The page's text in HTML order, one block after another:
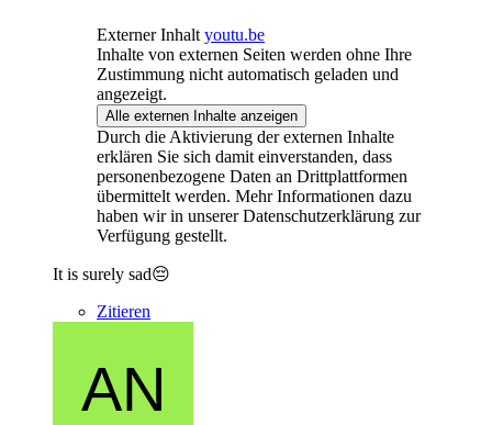
Externer Inhalt youtu.be
Inhalte von externen Seiten werden ohne Ihre
Zustimmung nicht automatisch geladen und
angezeigt.
Alle externen Inhalte anzeigen
Durch die Aktivierung der externen Inhalte
erklären Sie sich damit einverstanden, dass
personenbezogene Daten an Drittplattformen
übermittelt werden. Mehr Informationen dazu
haben wir in unserer Datenschutzerklärung zur
Verfügung gestellt.
It is surely sad😔
Zitieren